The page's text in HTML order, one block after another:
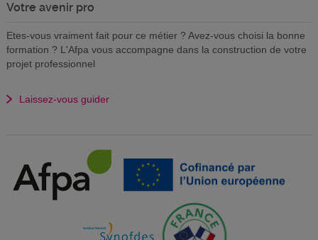
Votre avenir pro
Etes-vous vraiment fait pour ce métier ? Avez-vous choisi la bonne
formation ? L'Afpa vous accompagne dans la construction de votre
projet professionnel
Laissez-vous guider